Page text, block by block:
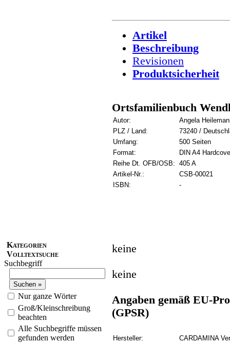
Kategorien
Volltextsuche
Suchbegriff
Nur ganze Wörter
Groß/Kleinschreibung
beachten
Alle Suchbegriffe müssen
gefunden werden
Artikel
Beschreibung
Revisionen
Produktsicherheit
Ortsfamilienbuch
Autor:
Angela
PLZ / Land:
73240 /
Umfang:
500 Seiten
Format:
DIN A4
Reihe Dt. OFB/OSB: 405 A
Artikel-Nr.:
CSB-00021
ISBN:
-
keine
keine
Angaben gemäß EU-
(GPSR)
Hersteller:
CARDAMINA